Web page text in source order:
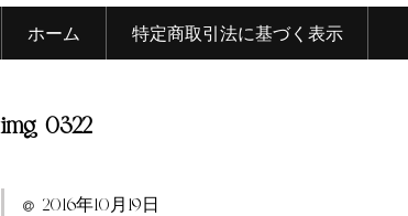
ホーム 特定商取引法に基づく表示
img_0322
2016年10月19日